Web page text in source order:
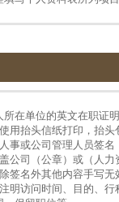
所在单位的英文在职证
用抬头信纸打印，抬
事或公司管理人员签名
公司（公章）或（人力
签名外其他内容手写无
明访问时间、目的、